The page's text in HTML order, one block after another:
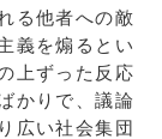
る他者への敵
義を煽るとい
上ずった反応
かりで、議論
広い社会集団